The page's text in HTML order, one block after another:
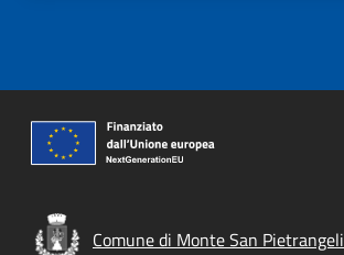
Comune di Monte San Pietrangeli